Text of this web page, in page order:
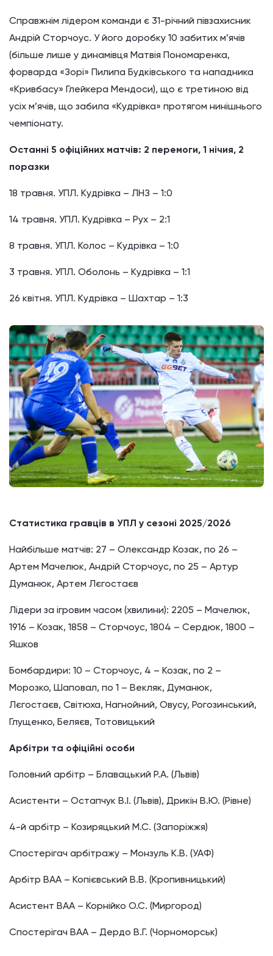
Справжнім лідером команди є 31-річний півзахисник
Андрій Сторчоус. У його доробку 10 забитих м’ячів
(більше лише у динамівця Матвія Пономаренка,
форварда «Зорі» Пилипа Будківського та нападника
«Кривбасу» Глейкера Мендоси), що є третиною від
усіх м’ячів, що забила «Кудрівка» протягом нинішнього
чемпіонату.
Останні 5 офіційних матчів: 2 перемоги, 1 нічия, 2
поразки
18 травня. УПЛ. Кудрівка – ЛНЗ – 1:0
14 травня. УПЛ. Кудрівка – Рух – 2:1
8 травня. УПЛ. Колос – Кудрівка – 1:0
3 травня. УПЛ. Оболонь – Кудрівка – 1:1
26 квітня. УПЛ. Кудрівка – Шахтар – 1:3
Статистика гравців в УПЛ у сезоні 2025/2026
Найбільше матчів: 27 – Олександр Козак, по 26 –
Артем Мачелюк, Андрій Сторчоус, по 25 – Артур
Думанюк, Артем Лєгостаєв
Лідери за ігровим часом (хвилини): 2205 – Мачелюк,
1916 – Козак, 1858 – Сторчоус, 1804 – Сердюк, 1800 –
Яшков
Бомбардири: 10 – Сторчоус, 4 – Козак, по 2 –
Морозко, Шаповал, по 1 – Векляк, Думанюк,
Лєгостаєв, Світюха, Нагнойний, Овусу, Рогозинський,
Глущенко, Беляєв, Тотовицький
Арбітри та офіційні особи
Головний арбітр – Блавацький Р.А. (Львів)
Асистенти – Остапчук В.І. (Львів), Дрикін В.Ю. (Рівне)
4-й арбітр – Козиряцький М.С. (Запоріжжя)
Спостерігач арбітражу – Монзуль К.В. (УАФ)
Арбітр ВАА – Копієвський В.В. (Кропивницький)
Асистент ВАА – Корнійко О.С. (Миргород)
Спостерігач ВАА – Дердо В.Г. (Чорноморськ)